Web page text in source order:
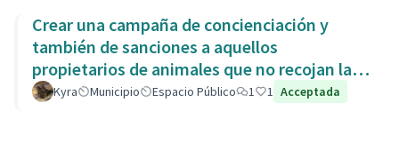
Crear una campaña de concienciación y
también de sanciones a aquellos
propietarios de animales que no recojan las
heces de las aceras. Es responsabili
Kyra Municipio Espacio Público 1 1 Acceptada